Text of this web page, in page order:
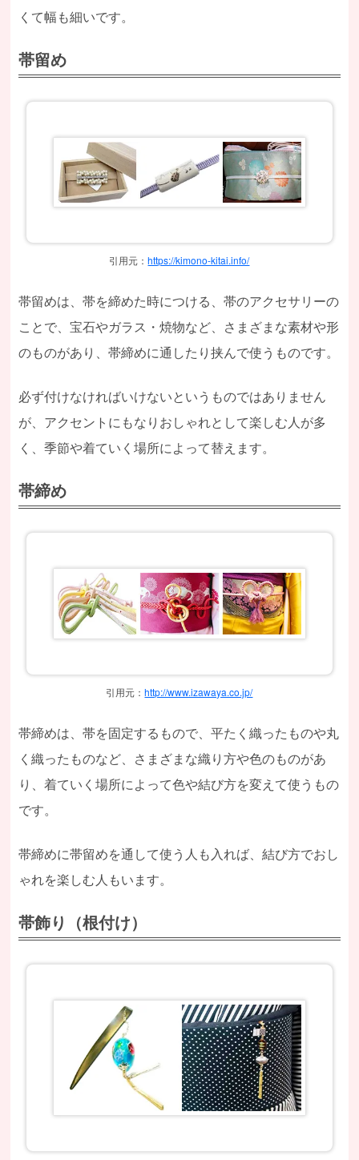
くて幅も細いです。
帯留め
引用元：https://kimono-kitai.info/
帯留めは、帯を締めた時につける、帯のアクセサリーの
ことで、宝石やガラス・焼物など、さまざまな素材や形
のものがあり、帯締めに通したり挟んで使うものです。
必ず付けなければいけないというものではありません
が、アクセントにもなりおしゃれとして楽しむ人が多
く、季節や着ていく場所によって替えます。
帯締め
引用元：http://www.izawaya.co.jp/
帯締めは、帯を固定するもので、平たく織ったものや丸
く織ったものなど、さまざまな織り方や色のものがあ
り、着ていく場所によって色や結び方を変えて使うもの
です。
帯締めに帯留めを通して使う人も入れば、結び方でおし
ゃれを楽しむ人もいます。
帯飾り（根付け）